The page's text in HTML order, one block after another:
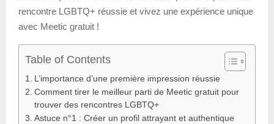
rencontre LGBTQ+ réussie et vivez une expérience unique
avec Meetic gratuit !
Table of Contents
L’importance d’une première impression réussie
Comment tirer le meilleur parti de Meetic gratuit pour
trouver des rencontres LGBTQ+
Astuce n°1 : Créer un profil attrayant et authentique